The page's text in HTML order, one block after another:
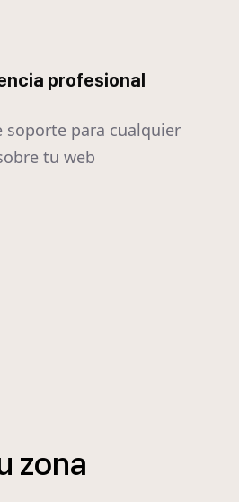
profesional
soporte para cualquier
tu web
zona